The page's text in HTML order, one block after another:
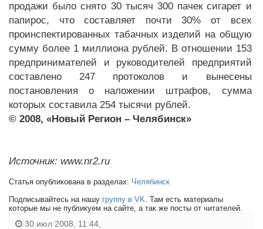
продажи было снято 30 тысяч 300 пачек сигарет и
папирос, что составляет почти 30% от всех
проинспектированных табачных изделий на общую
сумму более 1 миллиона рублей. В отношении 153
предпринимателей и руководителей предприятий
составлено 247 протоколов и вынесены
постановления о наложении штрафов, сумма
которых составила 254 тысячи рублей.
© 2008, «Новый Регион – Челябинск»
Источник: www.nr2.ru
Статья опубликована в разделах: Челябинск
Подписывайтесь на нашу группу в VK. Там есть материалы
которые мы не публикуем на сайте, а так же посты от читателей.
30 июл 2008, 11:44,